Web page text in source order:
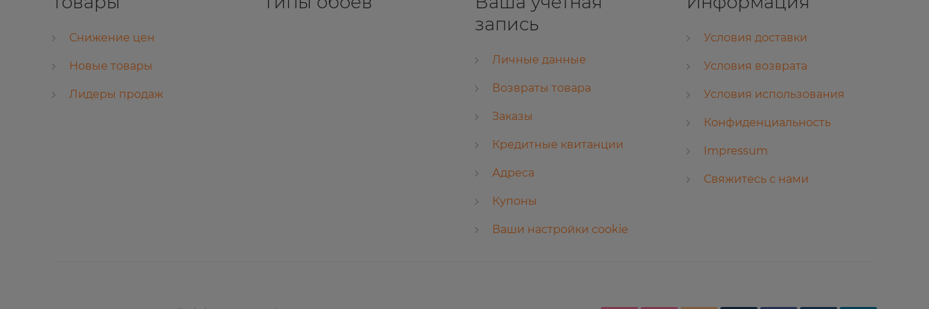
Снижение цен
Новые товары
Лидеры продаж
запись
Личные данные
Возвраты товара
Заказы
Кредитные квитанции
Адреса
Купоны
Ваши настройки cookie
Условия доставки
Условия возврата
Условия использования
Конфиденциальность
Impressum
Свяжитесь с нами